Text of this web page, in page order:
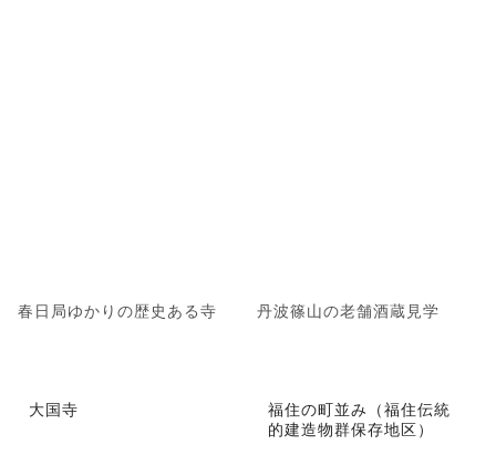
春日局ゆかりの歴史ある寺 丹波篠山の老舗酒蔵見学
大国寺
福住の町並み（福住伝統
的建造物群保存地区）